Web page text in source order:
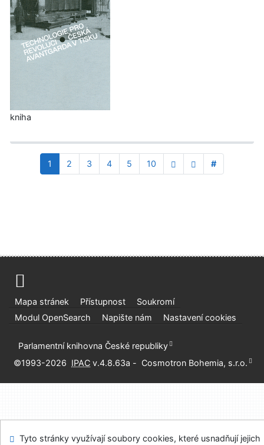
kniha
1 2 3 4 5 10 #
Mapa stránek Přístupnost
Soukromí
Modul OpenSearch
Napište nám Nastavení cookies
Parlamentní knihovna České republiky
©1993-2026 IPAC v.4.8.63a - Cosmotron Bohemia, s.r.o.
Tyto stránky využívají soubory cookies, které usnadňují jejich